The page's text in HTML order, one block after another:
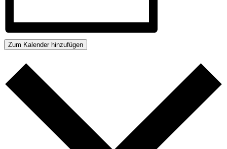
Zum Kalender hinzufügen